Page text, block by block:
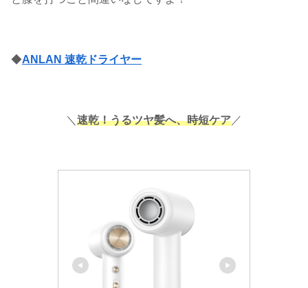
◆ANLAN 速乾ドライヤー
＼ 速乾！うるツヤ髪へ、時短ケア／